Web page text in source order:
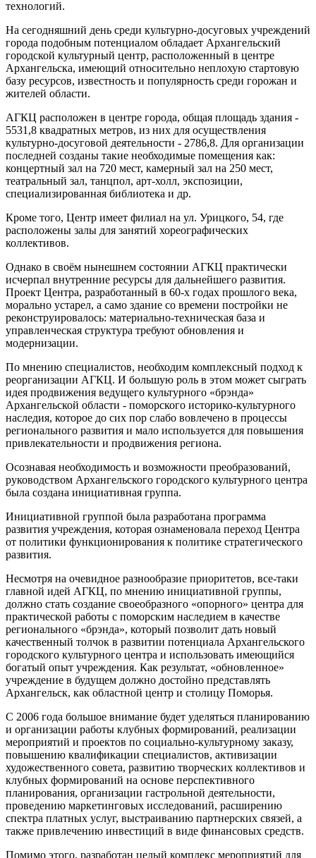
технологий.
На сегодняшний день среди культурно-досуговых учреждений
города подобным потенциалом обладает Архангельский
городской культурный центр, расположенный в центре
Архангельска, имеющий относительно неплохую стартовую
базу ресурсов, известность и популярность среди горожан и
жителей области.
АГКЦ расположен в центре города, общая площадь здания -
5531,8 квадратных метров, из них для осуществления
культурно-досуговой деятельности - 2786,8. Для организации
последней созданы такие необходимые помещения как:
концертный зал на 720 мест, камерный зал на 250 мест,
театральный зал, танцпол, арт-холл, экспозиции,
специализированная библиотека и др.
Кроме того, Центр имеет филиал на ул. Урицкого, 54, где
расположены залы для занятий хореографических
коллективов.
Однако в своём нынешнем состоянии АГКЦ практически
исчерпал внутренние ресурсы для дальнейшего развития.
Проект Центра, разработанный в 60-х годах прошлого века,
морально устарел, а само здание со времени постройки не
реконструировалось: материально-техническая база и
управленческая структура требуют обновления и
модернизации.
По мнению специалистов, необходим комплексный подход к
реорганизации АГКЦ. И большую роль в этом может сыграть
идея продвижения ведущего культурного «брэнда»
Архангельской области - поморского историко-культурного
наследия, которое до сих пор слабо вовлечено в процессы
регионального развития и мало используется для повышения
привлекательности и продвижения региона.
Осознавая необходимость и возможности преобразований,
руководством Архангельского городского культурного центра
была создана инициативная группа.
Инициативной группой была разработана программа
развития учреждения, которая ознаменовала переход Центра
от политики функционирования к политике стратегического
развития.
Несмотря на очевидное разнообразие приоритетов, все-таки
главной идей АГКЦ, по мнению инициативной группы,
должно стать создание своеобразного «опорного» центра для
практической работы с поморским наследием в качестве
регионального «брэнда», который позволит дать новый
качественный толчок в развитии потенциала Архангельского
городского культурного центра и использовать имеющийся
богатый опыт учреждения. Как результат, «обновленное»
учреждение в будущем должно достойно представлять
Архангельск, как областной центр и столицу Поморья.
С 2006 года большое внимание будет уделяться планированию
и организации работы клубных формирований, реализации
мероприятий и проектов по социально-культурному заказу,
повышению квалификации специалистов, активизации
художественного совета, развитию творческих коллективов и
клубных формирований на основе перспективного
планирования, организации гастрольной деятельности,
проведению маркетинговых исследований, расширению
спектра платных услуг, выстраиванию партнерских связей, а
также привлечению инвестиций в виде финансовых средств.
Помимо этого, разработан целый комплекс мероприятий для